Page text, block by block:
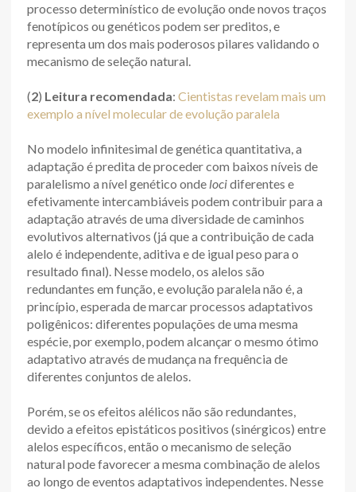
processo determinístico de evolução onde novos traços
fenotípicos ou genéticos podem ser preditos, e
representa um dos mais poderosos pilares validando o
mecanismo de seleção natural.
(2) Leitura recomendada: Cientistas revelam mais um
exemplo a nível molecular de evolução paralela
No modelo infinitesimal de genética quantitativa, a
adaptação é predita de proceder com baixos níveis de
paralelismo a nível genético onde locidiferentes e
efetivamente intercambiáveis podem contribuir para a
adaptação através de uma diversidade de caminhos
evolutivos alternativos (já que a contribuição de cada
alelo é independente, aditiva e de igual peso para o
resultado final). Nesse modelo, os alelos são
redundantes em função, e evolução paralela não é, a
princípio, esperada de marcar processos adaptativos
poligênicos: diferentes populações de uma mesma
espécie, por exemplo, podem alcançar o mesmo ótimo
adaptativo através de mudança na frequência de
diferentes conjuntos de alelos.
Porém, se os efeitos alélicos não são redundantes,
devido a efeitos epistáticos positivos (sinérgicos) entre
alelos específicos, então o mecanismo de seleção
natural pode favorecer a mesma combinação de alelos
ao longo de eventos adaptativos independentes. Nesse